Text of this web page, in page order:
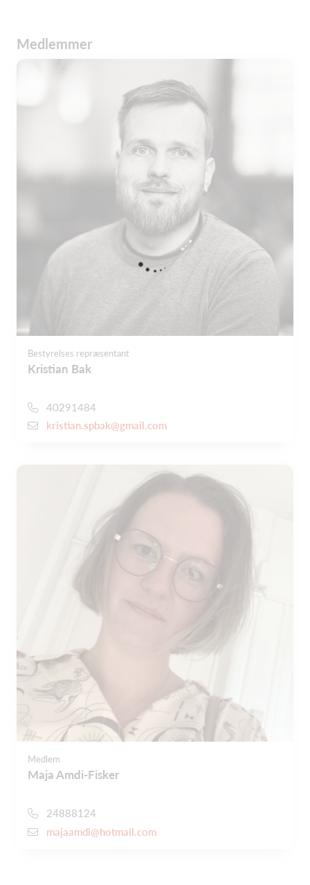
Medlemmer
Bestyrelses repræsentant
Kristian Bak
40291484
kristian.spbak@gmail.com
Medlem
Maja Amdi-Fisker
24888124
majaamdi@hotmail.com